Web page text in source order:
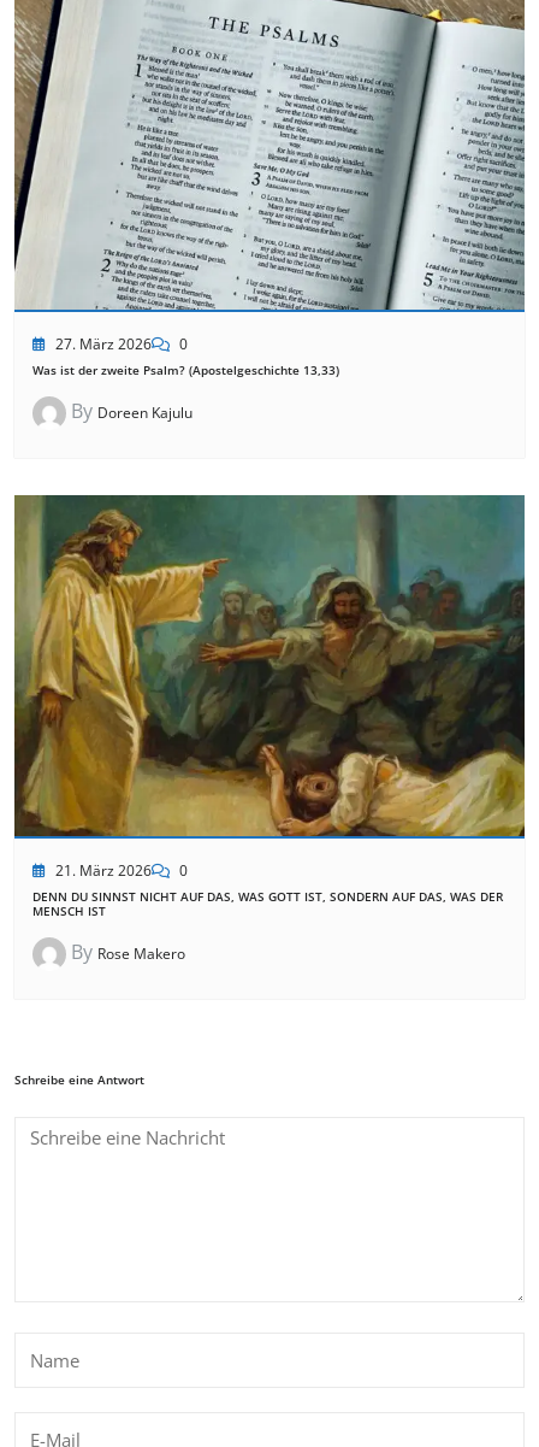
27. März 2026 0
Was ist der zweite Psalm? (Apostelgeschichte 13,33)
By Doreen Kajulu
21. März 2026 0
DENN DU SINNST NICHT AUF DAS, WAS GOTT IST, SONDERN AUF DAS, WAS DER
MENSCH IST
By Rose Makero
Schreibe eine Antwort